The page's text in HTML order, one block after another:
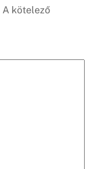
A kötelező